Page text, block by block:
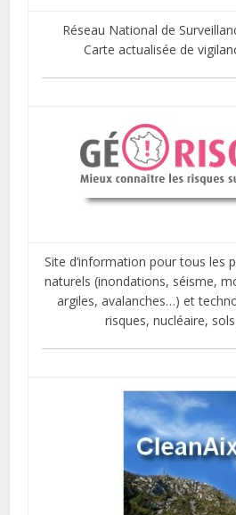
Réseau National de
Carte actualisée de
Site d’information pour tous les
naturels (inondations, séisme,
argiles, avalanches…) et
risques, nucléaire,